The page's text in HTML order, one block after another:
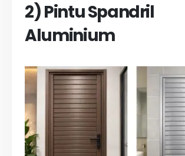
2) Pintu Spandril
Aluminium